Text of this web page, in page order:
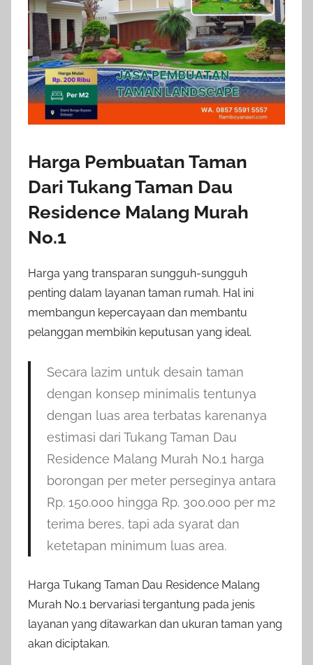
Harga Pembuatan Taman
Dari Tukang Taman Dau
Residence Malang Murah
No.1
Harga yang transparan sungguh-sungguh
penting dalam layanan taman rumah. Hal ini
membangun kepercayaan dan membantu
pelanggan membikin keputusan yang ideal.
Secara lazim untuk desain taman
dengan konsep minimalis tentunya
dengan luas area terbatas karenanya
estimasi dari Tukang Taman Dau
Residence Malang Murah No.1 harga
borongan per meter perseginya antara
Rp. 150.000 hingga Rp. 300.000 per m2
terima beres, tapi ada syarat dan
ketetapan minimum luas area.
Harga Tukang Taman Dau Residence Malang
Murah No.1 bervariasi tergantung pada jenis
layanan yang ditawarkan dan ukuran taman yang
akan diciptakan.